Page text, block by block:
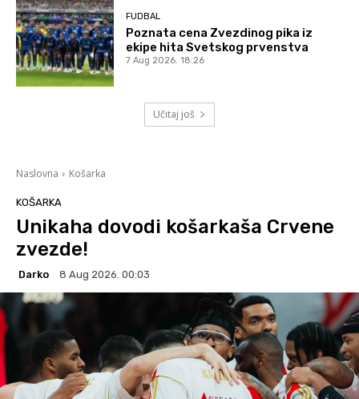
FUDBAL
Poznata cena Zvezdinog pika iz
ekipe hita Svetskog prvenstva
7 Aug 2026. 18:26
Učitaj još